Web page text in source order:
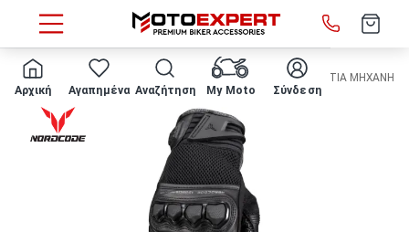
Αρχική Αγαπημένα Αναζήτηση My Moto Σύνδεση
HOME ΕΝΔΥΣΗ ΑΝΑΒΑΤΗ ΓΑΝΤΙΑ ΚΑΛΟΚΑΙΡΙΝΑ ΓΑΝΤΙΑ ΜΗΧΑΝΗΣ